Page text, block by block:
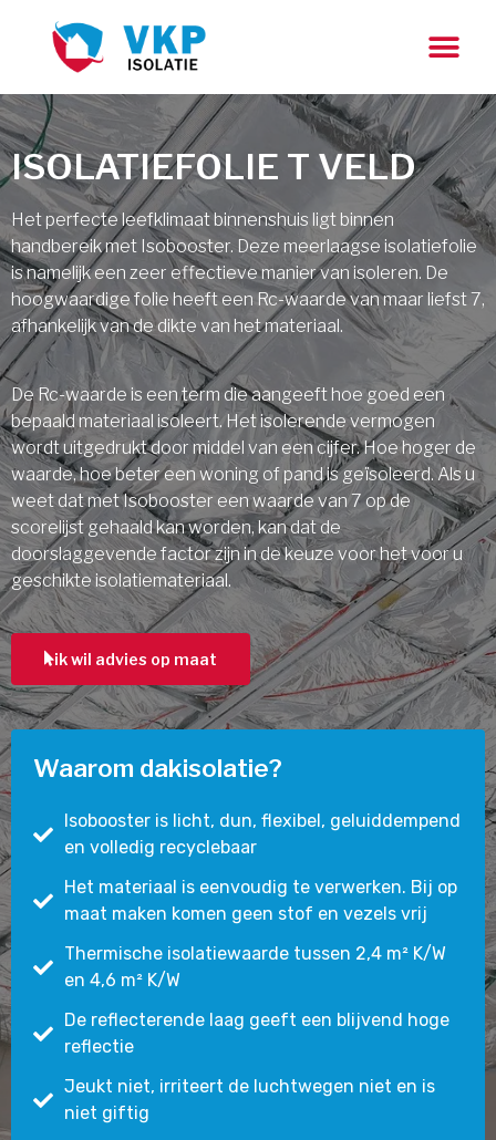
ISOLATIEFOLIE T VELD
Het perfecte leefklimaat binnenshuis ligt binnen
handbereik met Isobooster. Deze meerlaagse isolatiefolie
is namelijk een zeer effectieve manier van isoleren. De
hoogwaardige folie heeft een Rc-waarde van maar liefst 7,
afhankelijk van de dikte van het materiaal.
De Rc-waarde is een term die aangeeft hoe goed een
bepaald materiaal isoleert. Het isolerende vermogen
wordt uitgedrukt door middel van een cijfer. Hoe hoger de
waarde, hoe beter een woning of pand is geïsoleerd. Als u
weet dat met Isobooster een waarde van 7 op de
scorelijst gehaald kan worden, kan dat de
doorslaggevende factor zijn in de keuze voor het voor u
geschikte isolatiemateriaal.
ik wil advies op maat
Waarom dakisolatie?
Isobooster is licht, dun, flexibel, geluiddempend
en volledig recyclebaar
Het materiaal is eenvoudig te verwerken. Bij op
maat maken komen geen stof en vezels vrij
Thermische isolatiewaarde tussen 2,4 m² K/W
en 4,6 m² K/W
De reflecterende laag geeft een blijvend hoge
reflectie
Jeukt niet, irriteert de luchtwegen niet en is
niet giftig